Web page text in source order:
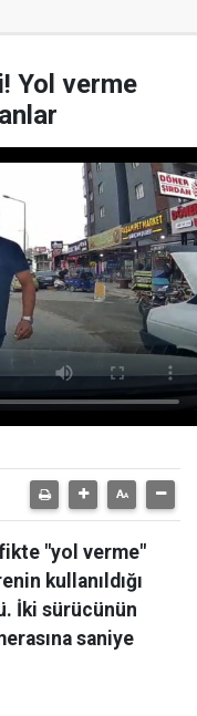
Yol verme
"yol verme"
kullanıldığı
İki sürücünün
saniye